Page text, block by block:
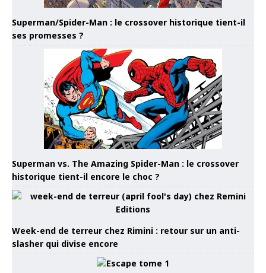
Superman/Spider-Man : le crossover historique tient-il
ses promesses ?
Superman vs. The Amazing Spider-Man : le crossover
historique tient-il encore le choc ?
Week-end de terreur chez Rimini : retour sur un anti-
slasher qui divise encore